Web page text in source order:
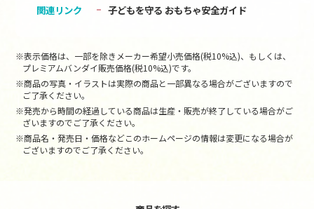
関連リンク
子どもを守る おもちゃ安全ガイド
※表示価格は、一部を除きメーカー希望小売価格(税10%込)、もしくは、
プレミアムバンダイ販売価格(税10%込)です。
※商品の写真・イラストは実際の商品と一部異なる場合がございますので
ご了承ください。
※発売から時間の経過している商品は生産・販売が終了している場合がご
ざいますのでご了承ください。
※商品名・発売日・価格などこのホームページの情報は変更になる場合が
ございますのでご了承ください。